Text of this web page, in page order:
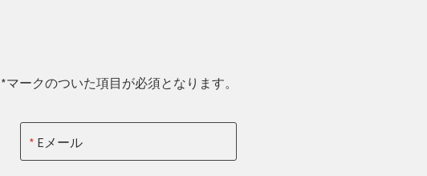
ークのついた項目が必須となります。
Eメール